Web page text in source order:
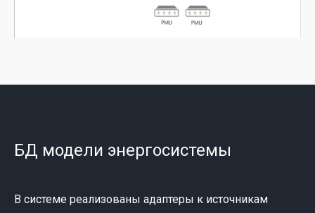
БД модели энергосистемы​
В системе реализованы адаптеры к источникам